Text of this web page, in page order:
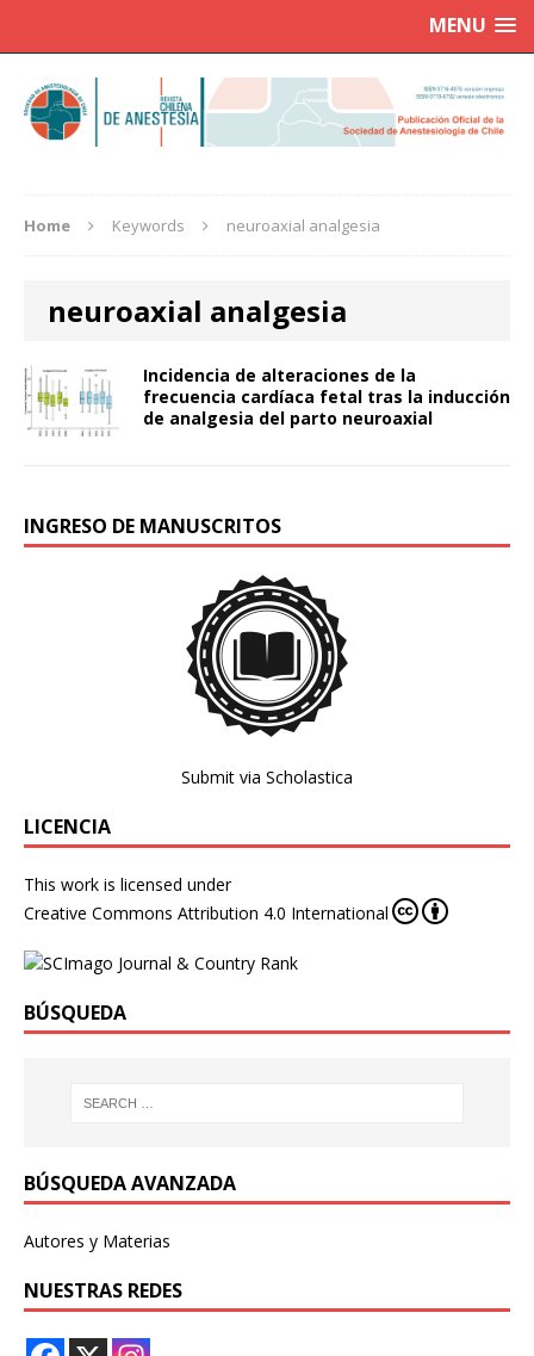
MENU
Home Keywords neuroaxial analgesia
neuroaxial analgesia
Incidencia de alteraciones de la
frecuencia cardíaca fetal tras la inducción
de analgesia del parto neuroaxial
INGRESO DE MANUSCRITOS
Submit via Scholastica
LICENCIA
This work is licensed under
Creative Commons Attribution 4.0 International
BÚSQUEDA
BÚSQUEDA AVANZADA
Autores y Materias
NUESTRAS REDES